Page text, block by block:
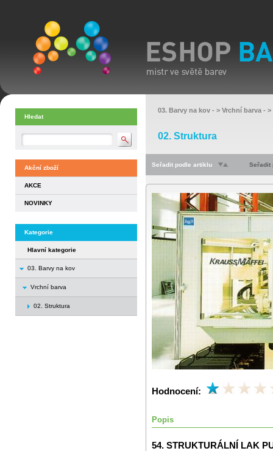
Hledat
Akční zboží
AKCE
NOVINKY
Kategorie
Hlavní kategorie
03. Barvy na kov
Vrchní barva
02. Struktura
03. Barvy na kov - > Vrchní barva - >
02. Struktura
Seřadit podle artiklu Seřadit
Hodnocení:
Popis
54. STRUKTURÁLNÍ LAK